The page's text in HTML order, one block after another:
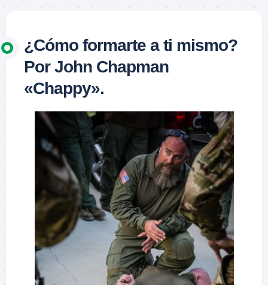
¿Cómo formarte a ti mismo?
Por John Chapman
«Chappy».